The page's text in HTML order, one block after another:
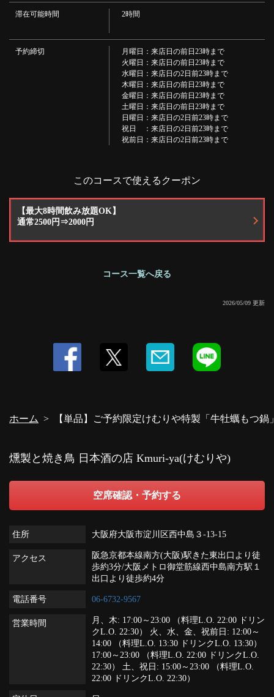
滞在可能時間 2時間
予約締切
月曜日：来店日の前日23時まで
火曜日：来店日の前日23時まで
水曜日：来店日の2日前23時まで
木曜日：来店日の前日23時まで
金曜日：来店日の前日23時まで
土曜日：来店日の前日23時まで
日曜日：来店日の2日前23時まで
祝日 ：来店日の2日前23時まで
祝前日：来店日の2日前23時まで
このコースで使えるクーポン
【最大8時間飲み放題OK】
通常2500円⇒2000円
コース一覧へ戻る
2026/05/09 更新
ホーム 【単品】ご予約限定けむりや特製「牛牡蠣もつ鍋
【単品】ご予約限定けむりや特製「牛牡蠣もつ鍋」 | 燻製
と焼き鳥 日本酒の店 Kmuri-ya(けむりや)
大阪府大阪市淀川区西中島３-13-15
https://kmuri-ya.owst.jp/courses/186290992
お店情報をコピー
燻製と焼き鳥 日本酒の店 Kmuri-ya(けむりや)
空席確認・予約する
住所 大阪府大阪市淀川区西中島３-13-15
アクセス
阪急京都本線南方(大阪)駅きた東出口より徒
歩約3分/大阪メトロ御堂筋線西中島南方駅１
出口より徒歩約4分
電話番号 06-6732-9567
営業時間
月、木: 17:00～23:00 （料理L.O. 22:00 ドリン
クL.O. 22:30） 火、水、金、祝前日: 12:00～
14:00 （料理L.O. 13:30 ドリンクL.O. 13:30）
17:00～23:00 （料理L.O. 22:00 ドリンクL.O.
22:30） 土、祝日: 15:00～23:00 （料理L.O.
22:00 ドリンクL.O. 22:30）